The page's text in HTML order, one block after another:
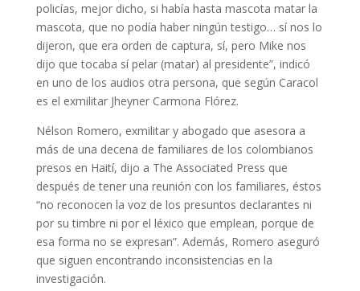
policías, mejor dicho, si había hasta mascota matar la
mascota, que no podía haber ningún testigo… sí nos lo
dijeron, que era orden de captura, sí, pero Mike nos
dijo que tocaba sí pelar (matar) al presidente”, indicó
en uno de los audios otra persona, que según Caracol
es el exmilitar Jheyner Carmona Flórez.
Nélson Romero, exmilitar y abogado que asesora a
más de una decena de familiares de los colombianos
presos en Haití, dijo a The Associated Press que
después de tener una reunión con los familiares, éstos
“no reconocen la voz de los presuntos declarantes ni
por su timbre ni por el léxico que emplean, porque de
esa forma no se expresan”. Además, Romero aseguró
que siguen encontrando inconsistencias en la
investigación.